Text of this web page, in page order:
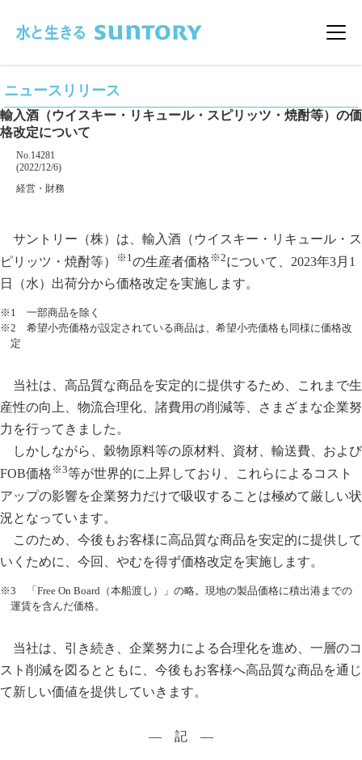
メ
ニュースリリース
輸入酒（ウイスキー・リキュール・スピリッツ・焼酎等）の価
格改定について
掲載番号
No.14281
掲載日
(2022/12/6)
カテゴリー
経営・財務
企業名
サントリー（株）は、輸入酒（ウイスキー・リキュール・ス
ピリッツ・焼酎等）
※1の生産者価格 ※2について、2023年3月1
日（水）出荷分から価格改定を実施します。
※1 一部商品を除く
※2 希望小売価格が設定されている商品は、希望小売価格も同様に価格改
定
当社は、高品質な商品を安定的に提供するため、これまで生
産性の向上、物流合理化、諸費用の削減等、さまざまな企業努
力を行ってきました。
しかしながら、穀物原料等の原材料、資材、輸送費、および
FOB価格 ※3等が世界的に上昇しており、これらによるコスト
アップの影響を企業努力だけで吸収することは極めて厳しい状
況となっています。
このため、今後もお客様に高品質な商品を安定的に提供して
いくために、今回、やむを得ず価格改定を実施します。
※3 「Free On Board（本船渡し）」の略。現地の製品価格に積出港までの
運賃を含んだ価格。
当社は、引き続き、企業努力による合理化を進め、一層のコ
スト削減を図るとともに、今後もお客様へ高品質な商品を通じ
て新しい価値を提供していきます。
― 記 ―